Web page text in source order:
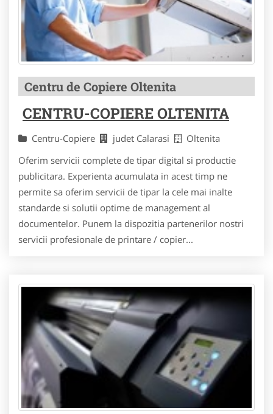
Centru de Copiere Oltenita
CENTRU-COPIERE OLTENITA
Centru-Copiere judet Calarasi
Oltenita
Oferim servicii complete de tipar digital si productie
publicitara. Experienta acumulata in acest timp ne
permite sa oferim servicii de tipar la cele mai inalte
standarde si solutii optime de management al
documentelor. Punem la dispozitia partenerilor nostri
servicii profesionale de printare / copier...